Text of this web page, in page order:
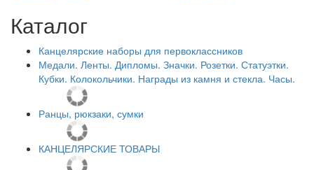
Каталог
Канцелярские наборы для первоклассников
Медали. Ленты. Дипломы. Значки. Розетки. Статуэтки.
Кубки. Колокольчики. Награды из камня и стекла. Часы.
Ранцы, рюкзаки, сумки
КАНЦЕЛЯРСКИЕ ТОВАРЫ